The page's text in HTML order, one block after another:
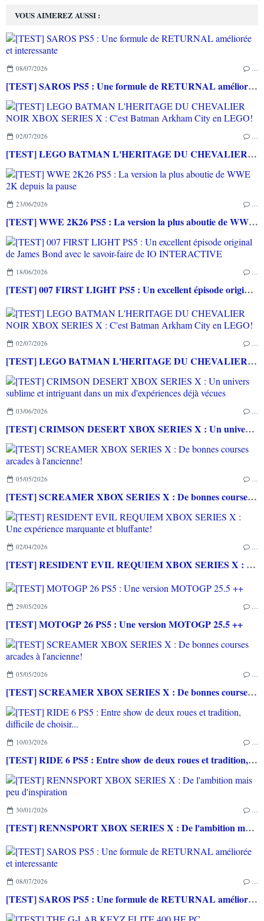
VOUS AIMEREZ AUSSI :
08/07/2026 …
[TEST] SAROS PS5 : Une formule de RETURNAL améliorée et interessante
02/07/2026 …
[TEST] LEGO BATMAN L'HERITAGE DU CHEVALIER NOIR XBOX SERIES X : C'est Batman Arkham City en LEGO!
23/06/2026 …
[TEST] WWE 2K26 PS5 : La version la plus aboutie de WWE 2K depuis la pause
18/06/2026 …
[TEST] 007 FIRST LIGHT PS5 : Un excellent épisode original de James Bond avec le savoir-faire de IO INTERACTIVE
02/07/2026 …
[TEST] LEGO BATMAN L'HERITAGE DU CHEVALIER NOIR XBOX SERIES X : C'est Batman Arkham City en LEGO!
03/06/2026 …
[TEST] CRIMSON DESERT XBOX SERIES X : Un univers sublime et intriguant dans un mix d'expériences déjà vécues
05/05/2026 …
[TEST] SCREAMER XBOX SERIES X : De bonnes courses arcades à l'ancienne!
02/04/2026 …
[TEST] RESIDENT EVIL REQUIEM XBOX SERIES X : Une expérience marquante et bluffante!
29/05/2026 …
[TEST] MOTOGP 26 PS5 : Une version MOTOGP 25.5 ++
05/05/2026 …
[TEST] SCREAMER XBOX SERIES X : De bonnes courses arcades à l'ancienne!
10/03/2026 …
[TEST] RIDE 6 PS5 : Entre show de deux roues et tradition, difficile de choisir...
30/01/2026 …
[TEST] RENNSPORT XBOX SERIES X : De l'ambition mais peu d'inspiration
08/07/2026 …
[TEST] SAROS PS5 : Une formule de RETURNAL améliorée et interessante